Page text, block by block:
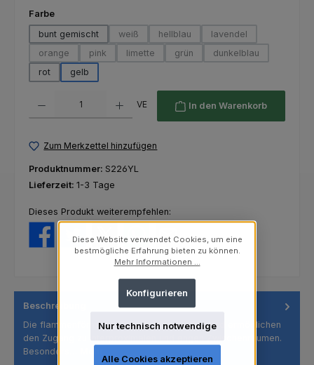
Farbeauswählen
bunt gemischt
weiß
(Diese Option ist zurzeit nicht verfügbar.)
hellblau
(Diese Option ist zurzeit nicht
lavendel
(Diese Option ist
orange
(Diese Option ist zurzeit nicht verfügbar.)
pink
(Diese Option ist zurzeit nicht verfügbar.)
limette
(Diese Option ist zurzeit nicht verfügbar.)
grün
(Diese Option ist zurzeit nicht
dunkelblau
(Diese Option ist
rot gelb
VE In den Warenkorb
Zum Merkzettel hinzufügen
Produktnummer: S226YL
Lieferzeit: 1-3 Tage
Dieses Produkt weiterempfehlen:
Beschreibung
Die flammenförmigen Polierer sind flexibel und ermöglichen
den Zugang zu interproximalen und engen Zwischenräumen.
Besonders…
Diese Website verwendet Cookies, um eine
bestmögliche Erfahrung bieten zu können.
Mehr Informationen ...
Nur technisch notwendige
Konfigurieren
Alle Cookies akzeptieren